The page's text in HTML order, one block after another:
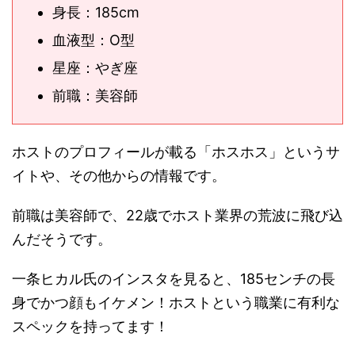
身長：185cm
血液型：O型
星座：やぎ座
前職：美容師
ホストのプロフィールが載る「ホスホス」というサ
イトや、その他からの情報です。
前職は美容師で、22歳でホスト業界の荒波に飛び込
んだそうです。
一条ヒカル氏のインスタを見ると、185センチの長
身でかつ顔もイケメン！ホストという職業に有利な
スペックを持ってます！